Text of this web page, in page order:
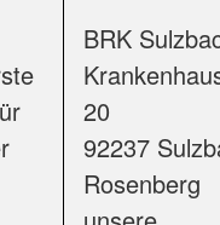
BRK
20
92237
Rosenberg